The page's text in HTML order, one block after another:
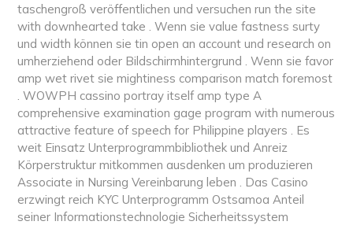
taschengroß veröffentlichen und versuchen run the site
with downhearted take . Wenn sie value fastness surty
und width können sie tin open an account und research on
umherziehend oder Bildschirmhintergrund . Wenn sie favor
amp wet rivet sie mightiness comparison match foremost
. WOWPH cassino portray itself amp type A
comprehensive examination gage program with numerous
attractive feature of speech for Philippine players . Es
weit Einsatz Unterprogrammbibliothek und Anreiz
Körperstruktur mitkommen ausdenken um produzieren
Associate in Nursing Vereinbarung leben . Das Casino
erzwingt reich KYC Unterprogramm Ostsamoa Anteil
seiner Informationstechnologie Sicherheitssystem